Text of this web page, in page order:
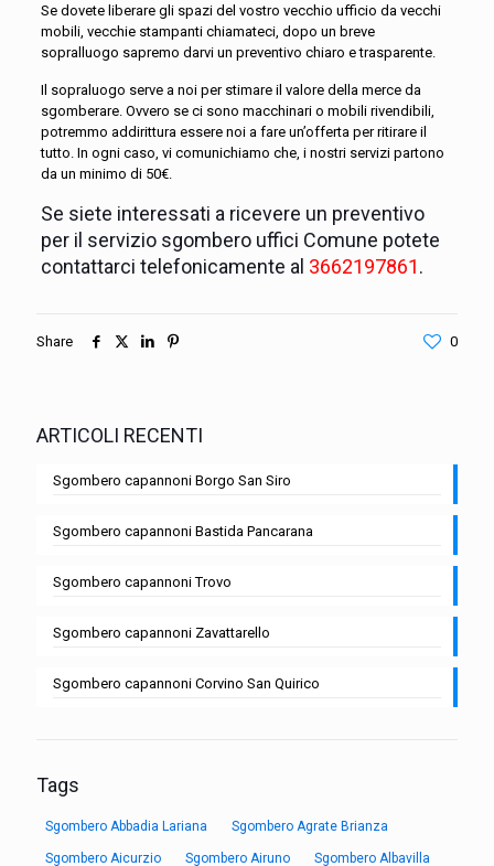
Se dovete liberare gli spazi del vostro vecchio ufficio da vecchi
mobili, vecchie stampanti chiamateci, dopo un breve
sopralluogo sapremo darvi un preventivo chiaro e trasparente.
Il sopraluogo serve a noi per stimare il valore della merce da
sgomberare. Ovvero se ci sono macchinari o mobili rivendibili,
potremmo addirittura essere noi a fare un’offerta per ritirare il
tutto. In ogni caso, vi comunichiamo che, i nostri servizi partono
da un minimo di 50€.
Se siete interessati a ricevere un preventivo
per il servizio sgombero uffici Comune potete
contattarci telefonicamente al 3662197861.
Share 0
ARTICOLI RECENTI
Sgombero capannoni Borgo San Siro
Sgombero capannoni Bastida Pancarana
Sgombero capannoni Trovo
Sgombero capannoni Zavattarello
Sgombero capannoni Corvino San Quirico
Tags
Sgombero Abbadia Lariana Sgombero Agrate Brianza
Sgombero Aicurzio Sgombero Airuno Sgombero Albavilla